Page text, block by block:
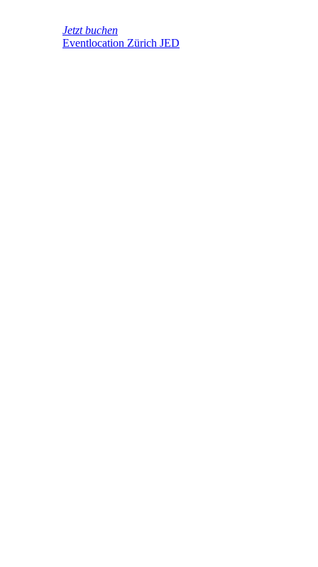
Jetzt buchen
Eventlocation Zürich JED